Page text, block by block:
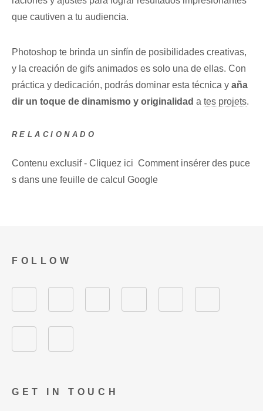
que cautiven a tu audiencia.
Photoshop ⁣te brinda un sinfín de posibilidades creativas,
y la creación de‍ gifs⁣ animados​ es ⁣solo una de ellas. Con
práctica y dedicación, podrás dominar esta ‍técnica y aña
dir un toque de dinamismo y ‌originalidad a tes projets.
RELACIONADO
Contenu exclusif - Cliquez ici Comment insérer des puce
s dans une feuille de calcul Google
GET IN TOUCH
FOLLOW